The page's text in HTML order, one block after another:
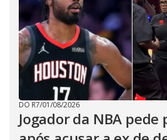
DO R7/01/08/2026
Jogador da NBA pede